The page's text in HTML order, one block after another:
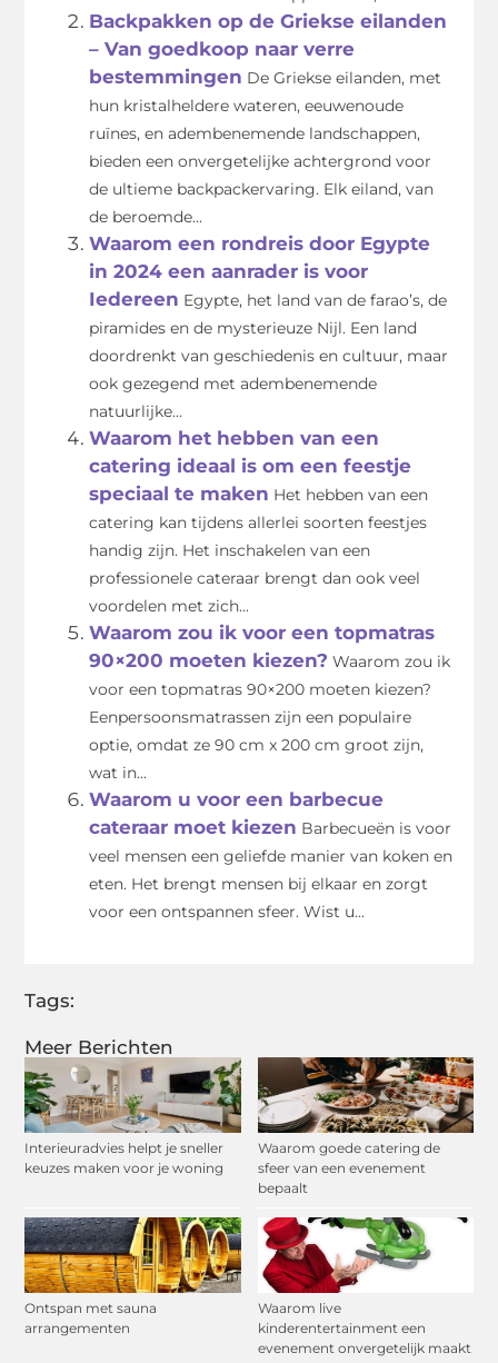
Meer Berichten
Interieuradvies helpt je sneller
keuzes maken voor je woning
Waarom goede catering de
sfeer van een evenement
bepaalt
Ontspan met sauna
arrangementen
Waarom live
kinderentertainment een
evenement onvergetelijk maakt
Backpakken op de Griekse eilanden
– Van goedkoop naar verre
bestemmingen De Griekse eilanden, met
hun kristalheldere wateren, eeuwenoude
ruïnes, en adembenemende landschappen,
bieden een onvergetelijke achtergrond voor
de ultieme backpackervaring. Elk eiland, van
de beroemde...
Waarom een rondreis door Egypte
in 2024 een aanrader is voor
Iedereen Egypte, het land van de farao’s, de
piramides en de mysterieuze Nijl. Een land
doordrenkt van geschiedenis en cultuur, maar
ook gezegend met adembenemende
natuurlijke...
Waarom het hebben van een
catering ideaal is om een feestje
speciaal te maken Het hebben van een
catering kan tijdens allerlei soorten feestjes
handig zijn. Het inschakelen van een
professionele cateraar brengt dan ook veel
voordelen met zich...
Waarom zou ik voor een topmatras
90×200 moeten kiezen? Waarom zou ik
voor een topmatras 90×200 moeten kiezen?
Eenpersoonsmatrassen zijn een populaire
optie, omdat ze 90 cm x 200 cm groot zijn,
wat in...
Waarom u voor een barbecue
cateraar moet kiezen Barbecueën is voor
veel mensen een geliefde manier van koken en
eten. Het brengt mensen bij elkaar en zorgt
voor een ontspannen sfeer. Wist u...
Tags: